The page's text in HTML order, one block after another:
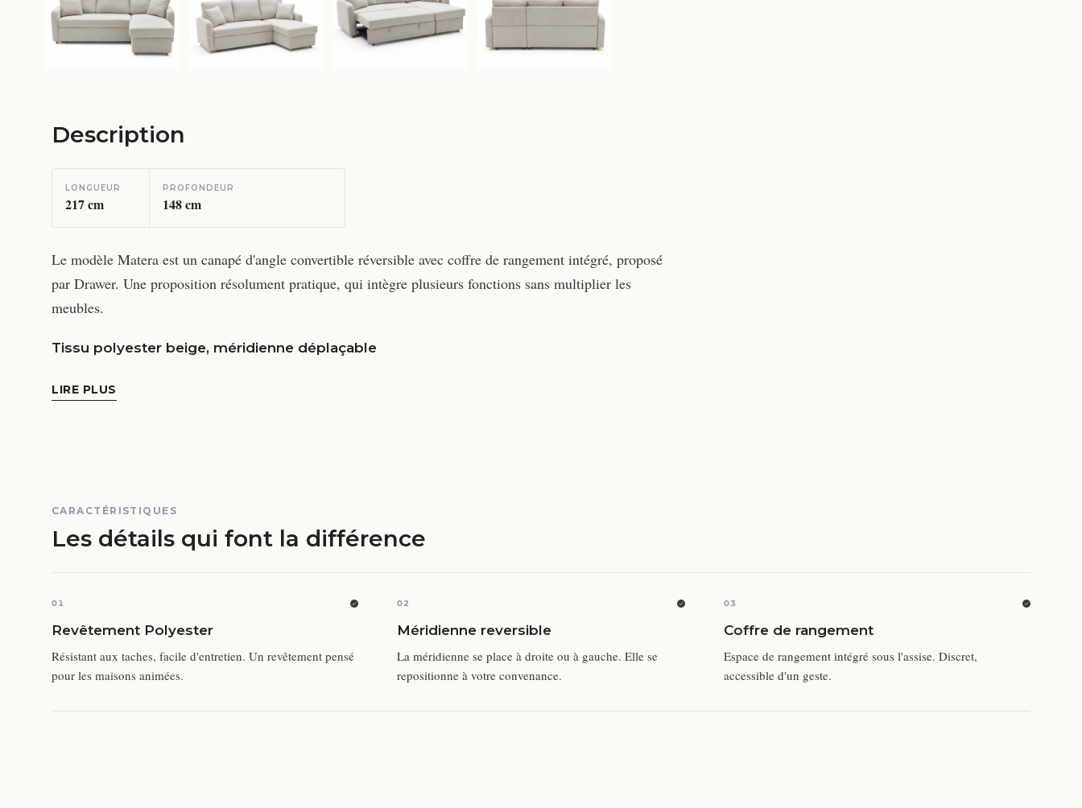
Description
LONGUEUR
217cm
PROFONDEUR
148cm
Le modèle Matera est un canapé d'angle convertible réversible avec coffre de rangement intégré, proposé
par Drawer. Une proposition résolument pratique, qui intègre plusieurs fonctions sans multiplier les
meubles.
Tissu polyester beige, méridienne déplaçable
LIRE PLUS
CARACTÉRISTIQUES
Les détails qui font la différence
01
Revêtement Polyester
Résistant aux taches, facile d'entretien. Un revêtement pensé
pour les maisons animées.
02
Méridienne reversible
La méridienne se place à droite ou à gauche. Elle se
repositionne à votre convenance.
03
Coffre de rangement
Espace de rangement intégré sous l'assise. Discret,
accessible d'un geste.